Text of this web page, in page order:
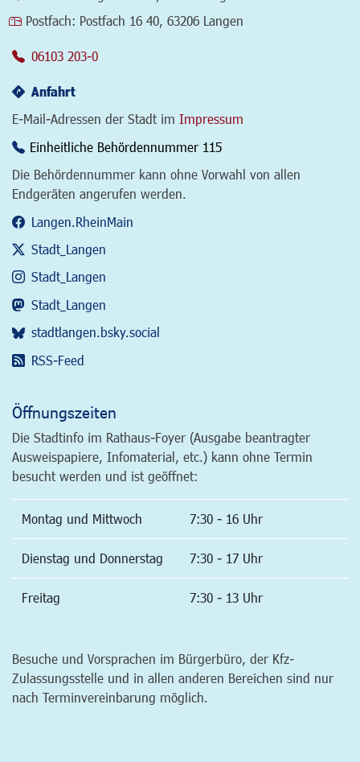
Postfach: Postfach 16 40, 63206 Langen
06103 203-0
Anfahrt
E-Mail-Adressen der Stadt im Impressum
Einheitliche Behördennummer 115
Die Behördennummer kann ohne Vorwahl von allen
Endgeräten angerufen werden.
Langen.RheinMain
Stadt_Langen
Stadt_Langen
Stadt_Langen
stadtlangen.bsky.social
RSS-Feed
Öffnungszeiten
Die Stadtinfo im Rathaus-Foyer (Ausgabe beantragter
Ausweispapiere, Infomaterial, etc.) kann ohne Termin
besucht werden und ist geöffnet:
Montag und Mittwoch 7:30 - 16 Uhr
Dienstag und Donnerstag 7:30 - 17 Uhr
Freitag 7:30 - 13 Uhr
Besuche und Vorsprachen im Bürgerbüro, der Kfz-
Zulassungsstelle und in allen anderen Bereichen sind nur
nach Terminvereinbarung möglich.